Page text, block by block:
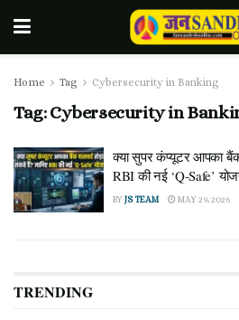
Home Tag Cybersecurity in Banking
Tag:Cybersecurity in
क्या सुपर कंप्यूटर आपका
RBI की नई ‘Q-Safe’
BYJS TEAM MAY 29, 2026
TRENDING